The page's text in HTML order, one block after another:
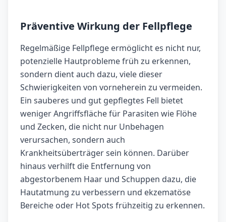
Präventive Wirkung der Fellpflege
Regelmäßige Fellpflege ermöglicht es nicht nur,
potenzielle Hautprobleme früh zu erkennen,
sondern dient auch dazu, viele dieser
Schwierigkeiten von vorneherein zu vermeiden.
Ein sauberes und gut gepflegtes Fell bietet
weniger Angriffsfläche für Parasiten wie Flöhe
und Zecken, die nicht nur Unbehagen
verursachen, sondern auch
Krankheitsüberträger sein können. Darüber
hinaus verhilft die Entfernung von
abgestorbenem Haar und Schuppen dazu, die
Hautatmung zu verbessern und ekzematöse
Bereiche oder Hot Spots frühzeitig zu erkennen.